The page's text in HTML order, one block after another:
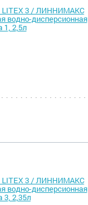
LITEX 3 / ЛИННИМАКС
водно-дисперсионная
1, 2,5л
LITEX 3 / ЛИННИМАКС
водно-дисперсионная
3, 2,35л